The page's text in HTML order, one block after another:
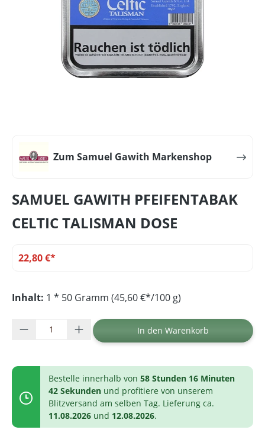
Zum Samuel Gawith Markenshop
SAMUEL GAWITH PFEIFENTABAK
CELTIC TALISMAN DOSE
22,80 €*
Inhalt: 1 * 50 Gramm (45,60 €*/100 g)
Produkt Anzahl: Gib den gewünschten
In den Warenkorb
Bestelle innerhalb von 58 Stunden 16 Minuten
42 Sekunden und profitiere von unserem
Blitzversand am selben Tag. Lieferung ca.
11.08.2026 und 12.08.2026.